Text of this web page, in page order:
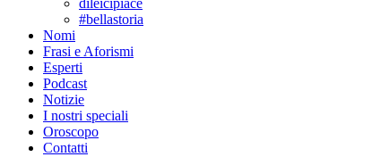
dileicipiace
#bellastoria
Nomi
Frasi e Aforismi
Esperti
Podcast
Notizie
I nostri speciali
Oroscopo
Contatti